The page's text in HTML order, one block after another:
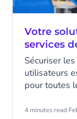
Votre
services
Sécuriser
utilisateurs
pour toutes
à la une
4 minutes read·